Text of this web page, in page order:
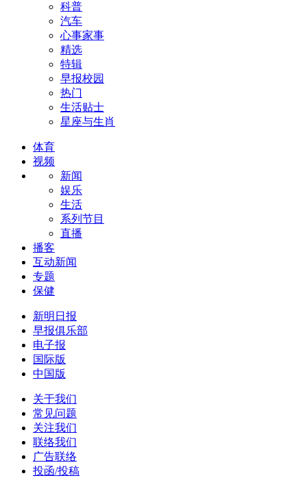
科普
汽车
心事家事
精选
特辑
早报校园
热门
生活贴士
星座与生肖
体育
视频
新闻
娱乐
生活
系列节目
直播
播客
互动新闻
专题
保健
新明日报
早报俱乐部
电子报
国际版
中国版
关于我们
常见问题
关注我们
联络我们
广告联络
投函/投稿